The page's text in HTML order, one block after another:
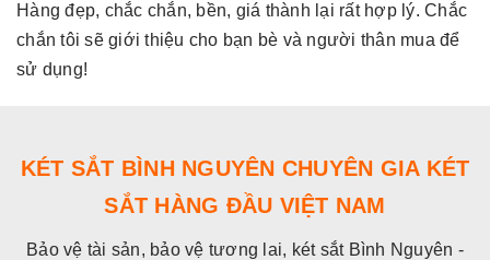
Hàng đẹp, chắc chắn, bền, giá thành lại rất hợp lý. Chắc
chắn tôi sẽ giới thiệu cho bạn bè và người thân mua để
sử dụng!
KÉT SẮT BÌNH NGUYÊN CHUYÊN GIA KÉT
SẮT HÀNG ĐẦU VIỆT NAM
Bảo vệ tài sản, bảo vệ tương lai, két sắt Bình Nguyên -